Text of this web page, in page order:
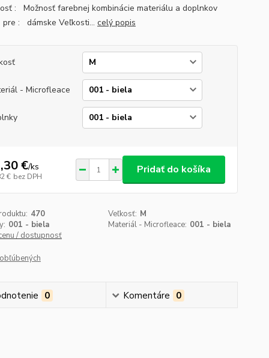
: Možnosť farebnej kombinácie materiálu a doplnkov
pre : dámske Veľkosti... celý popis
- Microfleace
€/ks
€ bez DPH
Pridať do košíka
470 Veľkosť: M
001 - biela Materiál - Microfleace: 001 - biela
/ dostupnosť
0 Komentáre 0